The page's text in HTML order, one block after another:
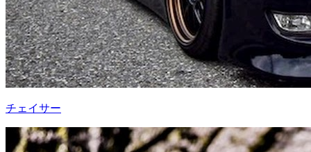
チェイサー